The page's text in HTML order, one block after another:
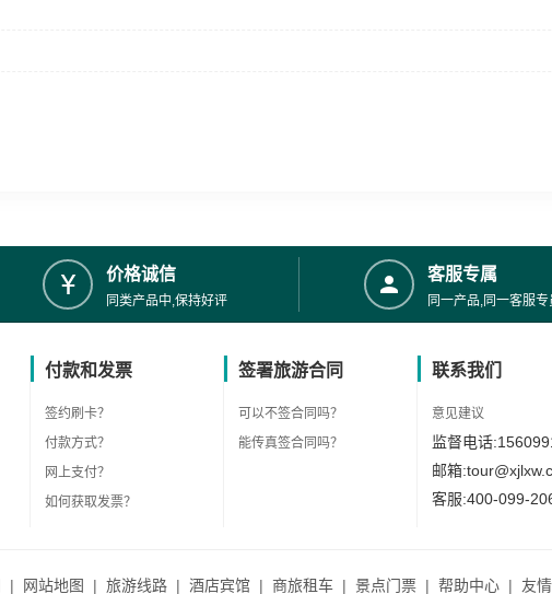
价格诚信
同类产品中,保持好评
客服专属
同一产品,同一客服专
付款和发票
签约刷卡？
付款方式？
网上支付？
如何获取发票？
签署旅游合同
可以不签合同吗？
能传真签合同吗？
联系我们
意见建议
监督电话
邮箱
客服:400-099-
| 网站地图 | 旅游线路 | 酒店宾馆 | 商旅租车 | 景点门票 | 帮助中心 | 友